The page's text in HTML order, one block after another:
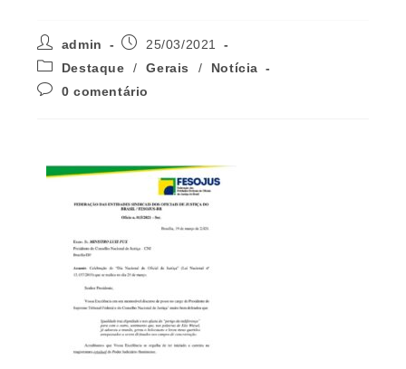
admin
25/03/2021
Destaque
/ Gerais /
Notícia
0 comentário